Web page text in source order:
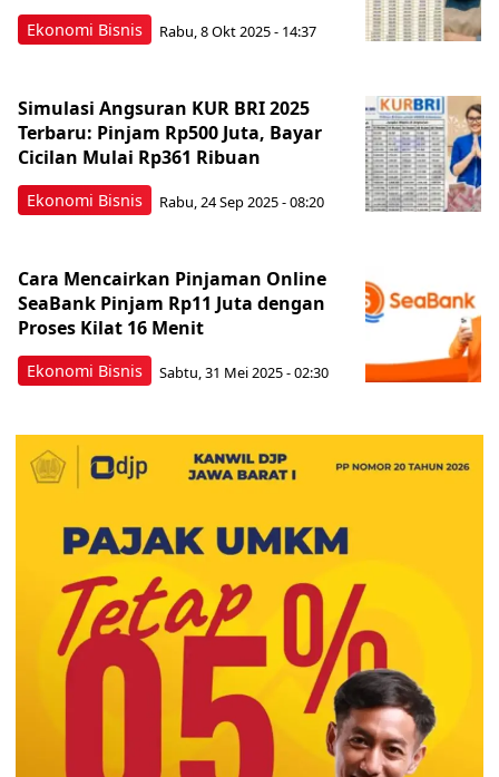
Ekonomi Bisnis Rabu, 8 Okt 2025 - 14:37
Ekonomi Bisnis
Simulasi Angsuran KUR BRI 2025
Terbaru: Pinjam Rp500 Juta, Bayar
Cicilan Mulai Rp361 Ribuan
Rabu, 24 Sep 2025 - 08:20
Ekonomi Bisnis
Cara Mencairkan Pinjaman Online
SeaBank Pinjam Rp11 Juta dengan
Proses Kilat 16 Menit
Sabtu, 31 Mei 2025 - 02:30